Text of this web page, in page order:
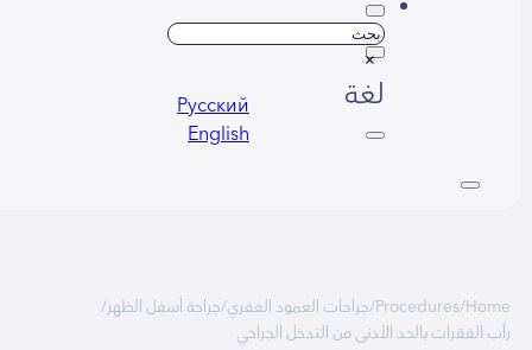
Русский
English
/
Procedures
/جراحات العمود الفقري/جراحة أسفل الظهر/
بالحد الأدنى من التدخل الجراحي